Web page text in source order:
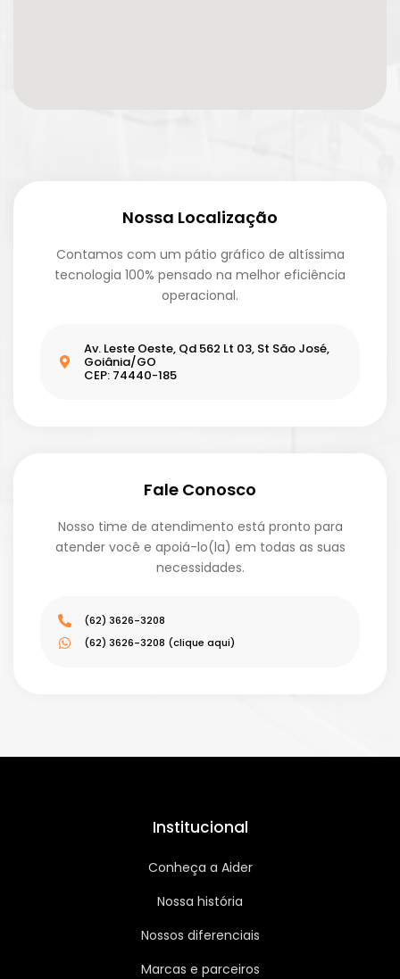
Nossa Localização
Contamos com um pátio gráfico de altíssima
tecnologia 100% pensado na melhor eficiência
operacional.
Av. Leste Oeste, Qd 562 Lt 03, St São José,
Goiânia/GO
CEP: 74440-185
Fale Conosco
Nosso time de atendimento está pronto para
atender você e apoiá-lo(la) em todas as suas
necessidades.
(62) 3626-3208
(62) 3626-3208 (clique aqui)
Institucional
Conheça a Aider
Nossa história
Nossos diferenciais
Marcas e parceiros